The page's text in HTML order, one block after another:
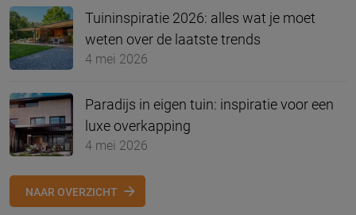
Tuininspiratie 2026: alles wat je moet
weten over de laatste trends
4 mei 2026
Paradijs in eigen tuin: inspiratie voor een
luxe overkapping
4 mei 2026
NAAR OVERZICHT